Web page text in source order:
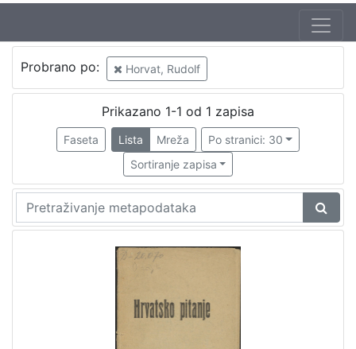
Probrano po: Horvat, Rudolf
Prikazano 1-1 od 1 zapisa
Faseta Lista Mreža
Po stranici: 30
Sortiranje zapisa